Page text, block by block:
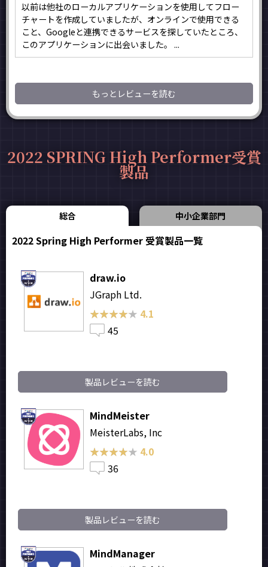
以前は他社のローカルアプリケーションを使用してフロー
チャートを作成していましたが、オンラインで使用できる
こと、Googleと連携できるサービスを探していたところ、
このアプリケーションに出会いました。 ...
もっとレビューを読む
2022 SPRING High Performer受賞
製品
総合 中小企業部門
2022 Spring High Performer 受賞製品一覧
draw.io
JGraph Ltd.
★★★★★
★★★★★ 4.1
45
製品レビューを読む
MindMeister
MeisterLabs, Inc
★★★★★
★★★★★ 4.0
36
製品レビューを読む
MindManager